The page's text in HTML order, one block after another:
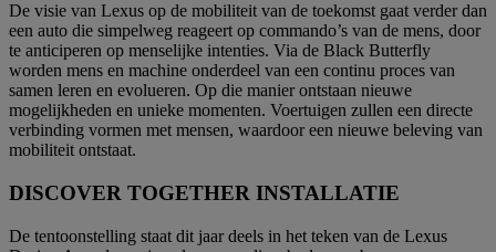
De visie van Lexus op de mobiliteit van de toekomst gaat verder dan
een auto die simpelweg reageert op commando’s van de mens, door
te anticiperen op menselijke intenties. Via de Black Butterfly
worden mens en machine onderdeel van een continu proces van
samen leren en evolueren. Op die manier ontstaan nieuwe
mogelijkheden en unieke momenten. Voertuigen zullen een directe
verbinding vormen met mensen, waardoor een nieuwe beleving van
mobiliteit ontstaat.
DISCOVER TOGETHER INSTALLATIE
De tentoonstelling staat dit jaar deels in het teken van de Lexus